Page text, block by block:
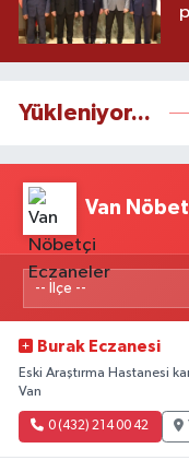
Yükleniyor...
Van
Burak Eczanesi
Eski Araştırma Hastanesi
Van
0 (432) 214 00 42